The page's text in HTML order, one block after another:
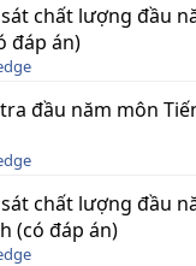
chất lượng đầu
đáp án)
đầu năm môn
chất lượng đầu
(có đáp án)